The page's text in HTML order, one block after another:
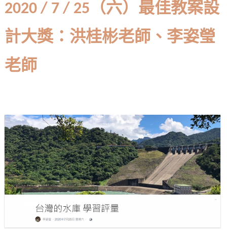
2020 / 7 / 25（六）最佳教案設
計大獎：洪桂彬老師、李姿瑩
老師